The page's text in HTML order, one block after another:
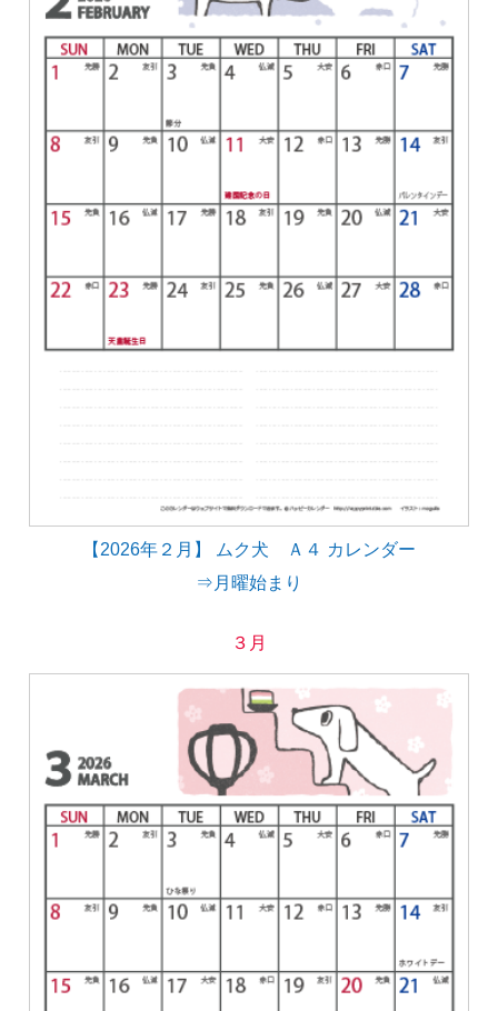
【2026年２月】 ムク犬 Ａ４ カレンダー
⇒月曜始まり
３月